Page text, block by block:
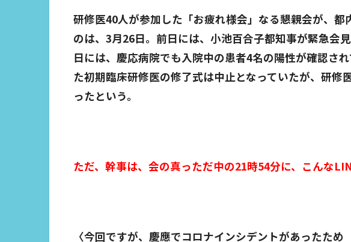
研修医40人が参加した「お疲れ様会」なる懇親会が、都
のは、3月26日。前日には、小池百合子都知事が緊急会
日には、慶応病院でも入院中の患者4名の陽性が確認さ
た初期臨床研修医の修了式は中止となっていたが、研修
ったという。
ただ、幹事は、会の真っただ中の21時54分に、こんな
〈今回ですが、慶應でコロナインシデントがあったため